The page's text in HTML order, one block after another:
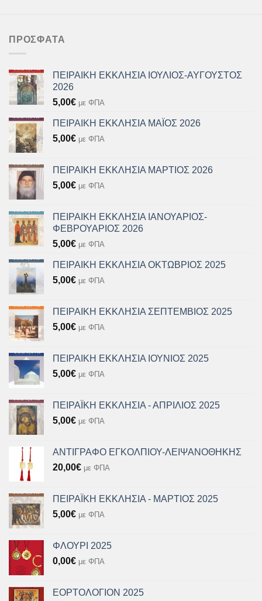
ΠΡΌΣΦΑΤΑ
ΠΕΙΡΑΙΚΗ ΕΚΚΛΗΣΙΑ ΙΟΥΛΙΟΣ-ΑΥΓΟΥΣΤΟΣ
2026
5,00€ με ΦΠΑ
ΠΕΙΡΑΙΚΗ ΕΚΚΛΗΣΙΑ ΜΑΪΟΣ 2026
5,00€ με ΦΠΑ
ΠΕΙΡΑΙΚΗ ΕΚΚΛΗΣΙΑ ΜΑΡΤΙΟΣ 2026
5,00€ με ΦΠΑ
ΠΕΙΡΑΙΚΗ ΕΚΚΛΗΣΙΑ ΙΑΝΟΥΑΡΙΟΣ-
ΦΕΒΡΟΥΑΡΙΟΣ 2026
5,00€ με ΦΠΑ
ΠΕΙΡΑΙΚΗ ΕΚΚΛΗΣΙΑ ΟΚΤΩΒΡΙΟΣ 2025
5,00€ με ΦΠΑ
ΠΕΙΡΑΙΚΗ ΕΚΚΛΗΣΙΑ ΣΕΠΤΕΜΒΙΟΣ 2025
5,00€ με ΦΠΑ
ΠΕΙΡΑΙΚΗ ΕΚΚΛΗΣΙΑ ΙΟΥΝΙΟΣ 2025
5,00€ με ΦΠΑ
ΠΕΙΡΑΪΚΗ ΕΚΚΛΗΣΙΑ - ΑΠΡΙΛΙΟΣ 2025
5,00€ με ΦΠΑ
ΑΝΤΙΓΡΑΦΟ ΕΓΚΟΛΠΙΟΥ-ΛΕΙΨΑΝΟΘΗΚΗΣ
20,00€ με ΦΠΑ
ΠΕΙΡΑΪΚΗ ΕΚΚΛΗΣΙΑ - ΜΑΡΤΙΟΣ 2025
5,00€ με ΦΠΑ
ΦΛΟΥΡΙ 2025
0,00€ με ΦΠΑ
ΕΟΡΤΟΛΟΓΙΟΝ 2025